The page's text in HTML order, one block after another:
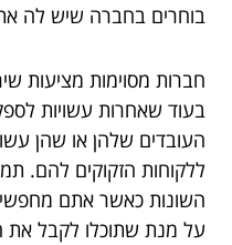
בוחרים בחברה שיש לה את
חברות מסוימות מציעות
בעוד שאחרות עשויות
העובדים שלהן או שהן
ללקוחות הזקוקים להם.
השונות כאשר אתם
על מנת שתוכלו לקבל את